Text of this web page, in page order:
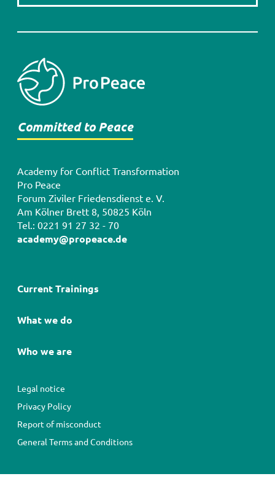
Committed to Peace
Academy for Conflict Transformation
Pro Peace
Forum Ziviler Friedensdienst e. V.
Am Kölner Brett 8, 50825 Köln
Tel.: 0221 91 27 32 - 70
academy@propeace.de
Hauptnavigation
Current Trainings
What we do
Who we are
Fußbereichsmenü
Legal notice
Privacy Policy
Report of misconduct
General Terms and Conditions